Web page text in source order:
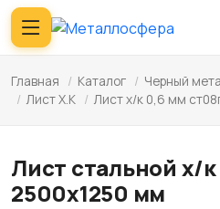
Главная / Каталог / Черный
/ Лист Х.К / Лист х/к 0,6 мм
Лист стальной х/
2500х1250 мм